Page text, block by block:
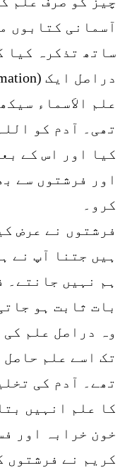
آسمانی کتابوں
ساتھ تذکرہ کیا
علم الاَسماء
تھی۔ آدم کو
کیا اور اس کے
اور فرشتوں سے
کرو۔
فرشتوں نے عرض
ہیں جتنا آپ نے
ہم نہیں جانتے۔
بات ثابت ہو
وہ دراصل علم
تک اسے علم
تھے۔ آدم کی
کا علم انہیں
خون خرابہ اور
کریم نے فرشتوں